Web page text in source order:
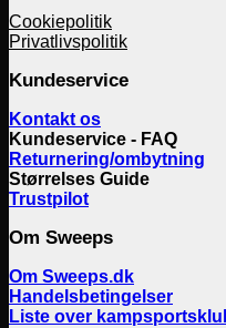
Cookiepolitik
Privatlivspolitik
Kundeservice
Kontakt os
Kundeservice - FAQ
Returnering/ombytning
Størrelses Guide
Trustpilot
Om Sweeps
Om Sweeps.dk
Handelsbetingelser
Liste over